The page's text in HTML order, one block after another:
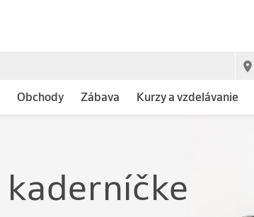
Obchody Zábava Kurzy a vzdelávanie